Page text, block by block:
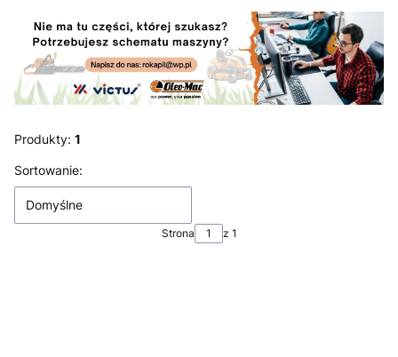
Produkty: 1
Lista produktów
Sortowanie:
Domyślne
Strona z 1